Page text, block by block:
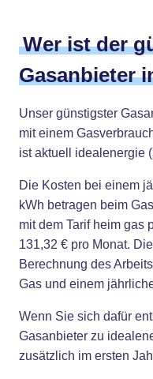
Wer ist der
Gasanbieter
Unser günstigster
mit einem
ist aktuell idealenergie
Die Kosten bei einem
kWh betragen beim
mit dem Tarif heim gas
131,32 € pro Monat.
Berechnung des
Gas und einem
Wenn Sie sich dafür
Gasanbieter zu
zusätzlich im ersten